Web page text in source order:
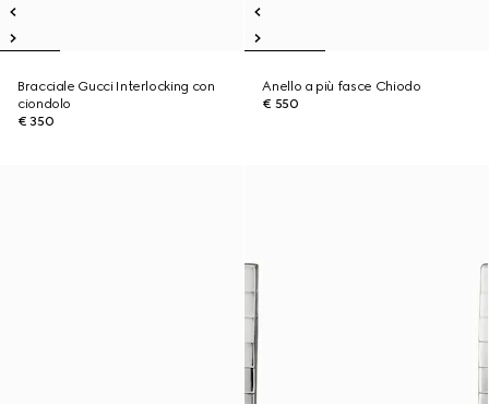
Bracciale Gucci Interlocking con
ciondolo
€ 350
Anello a più fasce Chiodo
€ 550